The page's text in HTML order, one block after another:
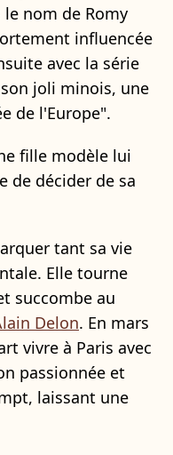
nom de Romy
influencée
avec la série
joli minois, une
de l'Europe".
fille modèle lui
de décider de sa
tant sa vie
Elle tourne
succombe au
Delon. En mars
vivre à Paris avec
passionnée et
laissant une